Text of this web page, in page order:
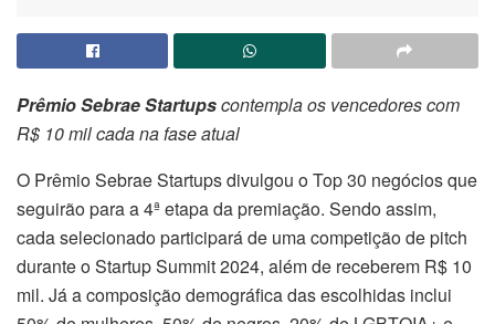
Prêmio Sebrae Startupscontempla os vencedores com
R$ 10 mil cada na fase atual
O Prêmio Sebrae Startups divulgou o Top 30 negócios que
seguirão para a 4ª etapa da premiação. Sendo assim,
cada selecionado participará de uma competição de pitch
durante o Startup Summit 2024, além de receberem R$ 10
mil. Já a composição demográfica das escolhidas inclui